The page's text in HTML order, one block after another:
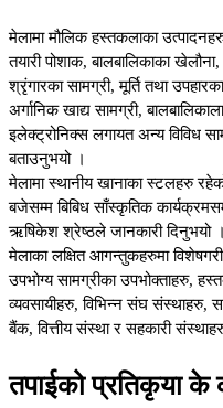
मेलामा मौलिक हस्तकलाका
तयारी पोशाक, बालबालिकाका
श्रृंगारका सामग्री, मूर्ति तथा
अर्गानिक खाद्य सामग्री,
इलेक्ट्रोनिक्स लगायत अन्य विविध
बताउनुभयो ।
मेलामा स्थानीय खानाका स्टलहरु
बजेसम्म बिबिध साँस्कृतिक
ऋषिकेश श्रेष्ठले जानकारी दिनुभयो ।
मेलाका लक्षित आगन्तुकहरुमा
उपभोग्य सामग्रीका उपभोक्ताहरु,
व्यवसायीहरु, विभिन्न संघ संस्थाहरु,
बैंक, वित्तीय संस्था र सहकारी
तपाईको प्रतिकृया के